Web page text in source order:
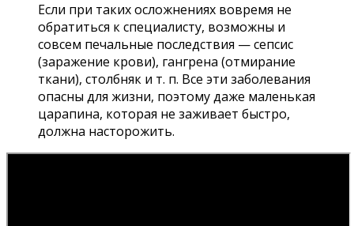
Если при таких осложнениях вовремя не
обратиться к специалисту, возможны и
совсем печальные последствия — сепсис
(заражение крови), гангрена (отмирание
ткани), столбняк и т. п. Все эти заболевания
опасны для жизни, поэтому даже маленькая
царапина, которая не заживает быстро,
должна насторожить.